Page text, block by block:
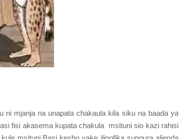
ni mjanja na unapata chakaula kila siku na baada ya
fisi akasema kupata chakula msituni sio kazi rahisi